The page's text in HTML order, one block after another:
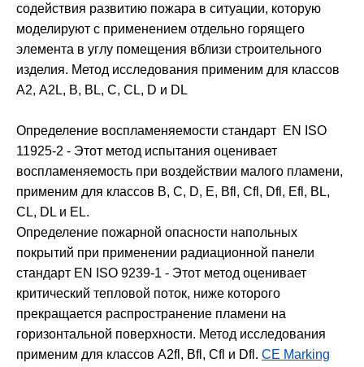
содействия развитию пожара в ситуации, которую
моделируют с применением отдельно горящего
элемента в углу помещения вблизи строительного
изделия. Метод исследования применим для классов
А2, А2L, В, BL, С, CL, D и DL
Определение воспламеняемости стандарт ЕN ISО
11925-2 - Этот метод испытания оценивает
воспламеняемость при воздействии малого пламени,
применим для классов В, С, D, Е, Вfl, Сfl, Dfl, Efl, BL,
CL, DL и ЕL.
Определение пожарной опасности напольных
покрытий при применении радиационной панели
стандарт ЕN ISО 9239-1 - Этот метод оценивает
критический тепловой поток, ниже которого
прекращается распространение пламени на
горизонтальной поверхности. Метод исследования
применим для классов А2fl, Вfl, Сfl и Dfl. CE Marking